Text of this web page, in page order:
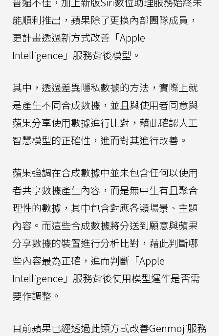
能順利推出，蘋果除了更換內部團隊成員，
更計畫透過新方式改善「Apple
Intelligence」服務背後模型。
其中，透過差異隱私數據的方法，實際上就
是產生不同合成數據，並且與使用者同意與
蘋果分享使用數據進行比對，藉此確認人工
智慧模型的正確性，進而對其進行改善。
蘋果強調在合成數據中並未包含任何以使用
者共享數據產生內容，而是無中生有且聚合
理性的數據，其中包含對應各類場景、主題
內容。而這些合成數據將分送到願意與蘋果
分享數據的裝置進行分析比對，藉此判斷哪
些內容最為正確，進而判斷「Apple
Intelligence」服務背後使用模型運作是否需
要作調整。
目前蘋果已經透過此類方式改善Genmoji服務